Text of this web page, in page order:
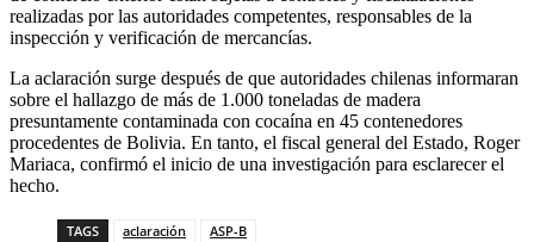
realizadas por las autoridades competentes, responsables de la
inspección y verificación de mercancías.
La aclaración surge después de que autoridades chilenas informaran
sobre el hallazgo de más de 1.000 toneladas de madera
presuntamente contaminada con cocaína en 45 contenedores
procedentes de Bolivia. En tanto, el fiscal general del Estado, Roger
Mariaca, confirmó el inicio de una investigación para esclarecer el
hecho.
TAGS aclaración ASP-B